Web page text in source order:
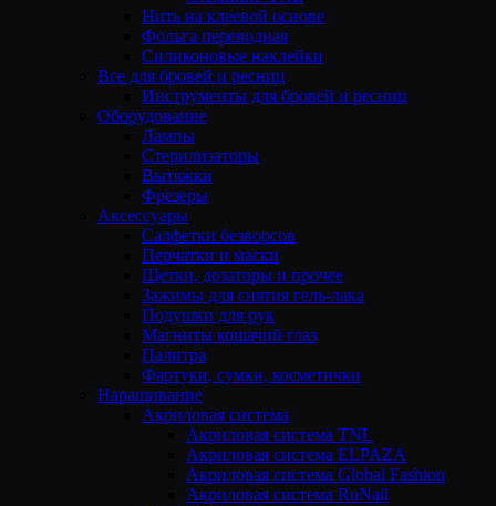
Нить на клеевой основе
Фольга переводная
Силиконовые наклейки
Все для бровей и ресниц
Инструменты для бровей и ресниц
Оборудование
Лампы
Стерилизаторы
Вытяжки
Фрезеры
Аксессуары
Салфетки безворсов
Перчатки и маски
Щетки, дозаторы и прочее
Зажимы для снятия гель-лака
Подушки для рук
Магниты кошачий глаз
Палитра
Фартуки, сумки, косметички
Наращивание
Акриловая система
Акриловая система TNL
Акриловая система ELPAZA
Акриловая система Global Fashion
Акриловая система RuNail